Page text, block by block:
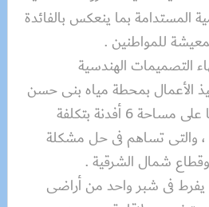
المستدامة بما ينعكس بالفائدة
للمواطنين .
التصميمات الهندسية
الأعمال بمحطة مياه بنى حسن
والتى من المقرر إقامتها على مساحة 6 أفدنة بتكلفة
جنيه ، والتى تساهم فى حل مشكلة
وقطاع شمال الشرقية .
فى شبر واحد من أراضى